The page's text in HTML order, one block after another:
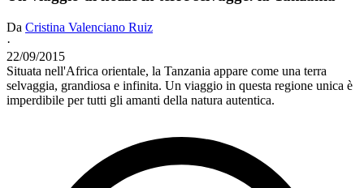
Da Cristina Valenciano Ruiz
·
22/09/2015
Situata nell'Africa orientale, la Tanzania appare come una terra
selvaggia, grandiosa e infinita. Un viaggio in questa regione unica è
imperdibile per tutti gli amanti della natura autentica.